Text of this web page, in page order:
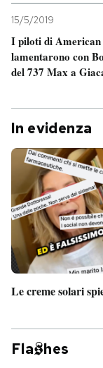
15/5/2019
I piloti di
lamentarono con
del 737 Max a
In evidenza
Le creme solari
Fla hes